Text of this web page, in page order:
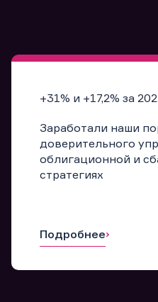
+31% и +17,2% за
Заработали наши
доверительного
облигационной и
стратегиях
Подробнее